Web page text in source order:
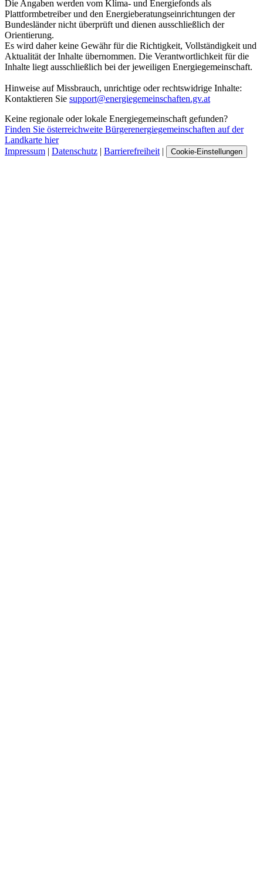
Die Angaben werden vom Klima- und Energiefonds als
Plattformbetreiber und den Energieberatungseinrichtungen der
Bundesländer nicht überprüft und dienen ausschließlich der
Orientierung.
Es wird daher keine Gewähr für die Richtigkeit, Vollständigkeit und
Aktualität der Inhalte übernommen. Die Verantwortlichkeit für die
Inhalte liegt ausschließlich bei der jeweiligen Energiegemeinschaft.
Hinweise auf Missbrauch, unrichtige oder rechtswidrige Inhalte:
Kontaktieren Sie support@energiegemeinschaften.gv.at
Keine regionale oder lokale Energiegemeinschaft gefunden?
Finden Sie österreichweite Bürgerenergiegemeinschaften auf der
Landkarte hier
Impressum | Datenschutz | Barrierefreiheit | Cookie-Einstellungen